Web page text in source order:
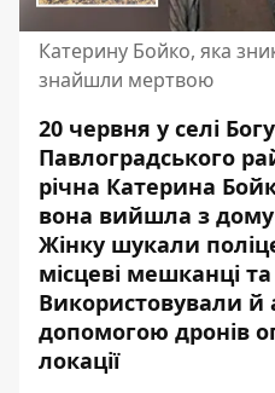
Катерину Бойко, яка
знайшли мертвою
20 червня у селі
Павлоградського
річна Катерина
вона вийшла з
Жінку шукали
місцеві мешканці
Використовували й
допомогою дронів
локації